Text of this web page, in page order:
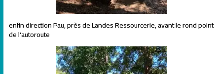
enfin direction Pau, près de Landes Ressourcerie, avant le rond point
de l'autoroute